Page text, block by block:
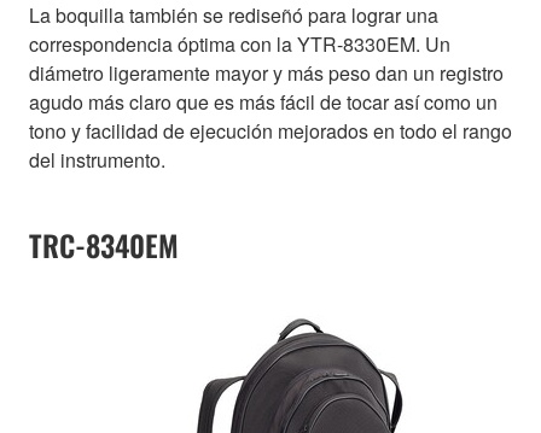
La boquilla también se rediseñó para lograr una
correspondencia óptima con la YTR-8330EM. Un
diámetro ligeramente mayor y más peso dan un registro
agudo más claro que es más fácil de tocar así como un
tono y facilidad de ejecución mejorados en todo el rango
del instrumento.
TRC-8340EM